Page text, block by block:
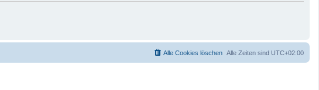
Alle Zeiten sind UTC+02:00
Alle Cookies löschen